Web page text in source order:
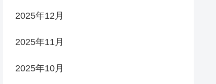
2025年12月
2025年11月
2025年10月